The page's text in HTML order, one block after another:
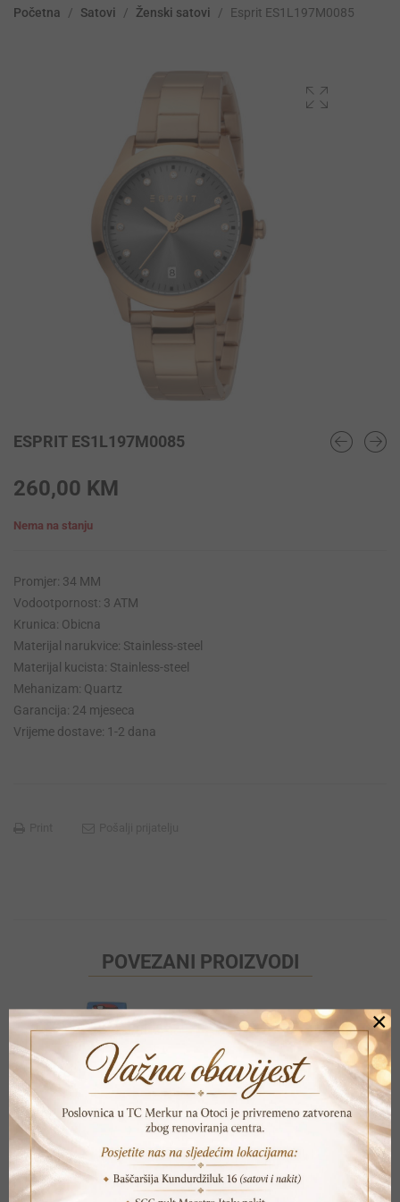
Početna / Satovi / Ženski satovi / Esprit ES1L197M0085
ESPRIT ES1L197M0085
260,00 KM
Nema na stanju
Promjer: 34 MM
Vodootpornost: 3 ATM
Krunica: Obicna
Materijal narukvice: Stainless-steel
Materijal kucista: Stainless-steel
Mehanizam: Quartz
Garancija: 24 mjeseca
Vrijeme dostave: 1-2 dana
POVEZANI PROIZVODI
×